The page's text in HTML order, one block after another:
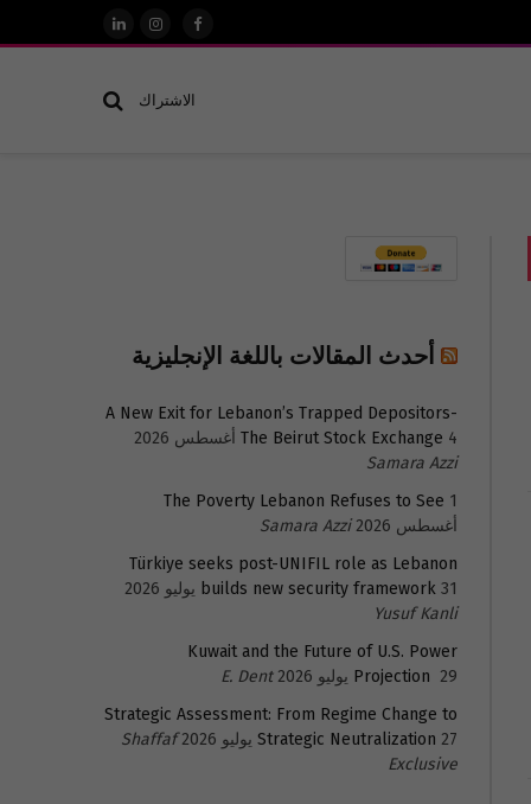
فيسبوكالانستغرام
لينكدإن
الاشتراك
أحدث المقالات باللغة الإنجليزية
A New Exit for Lebanon’s Trapped Depositors-
The Beirut Stock Exchange 4 أغسطس 2026
Samara Azzi
The Poverty Lebanon Refuses to See 1
أغسطس 2026
Samara Azzi
Türkiye seeks post-UNIFIL role as Lebanon
builds new security framework 31 يوليو 2026
Yusuf Kanli
Kuwait and the Future of U.S. Power
Projection 29 يوليو 2026
E. Dent
Strategic Assessment: From Regime Change to
Strategic Neutralization 27 يوليو 2026
Shaffaf
Exclusive